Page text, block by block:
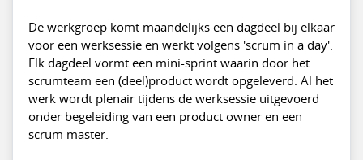
De werkgroep komt maandelijks een dagdeel bij elkaar
voor een werksessie en werkt volgens 'scrum in a day'.
Elk dagdeel vormt een mini-sprint waarin door het
scrumteam een (deel)product wordt opgeleverd. Al het
werk wordt plenair tijdens de werksessie uitgevoerd
onder begeleiding van een product owner en een
scrum master.